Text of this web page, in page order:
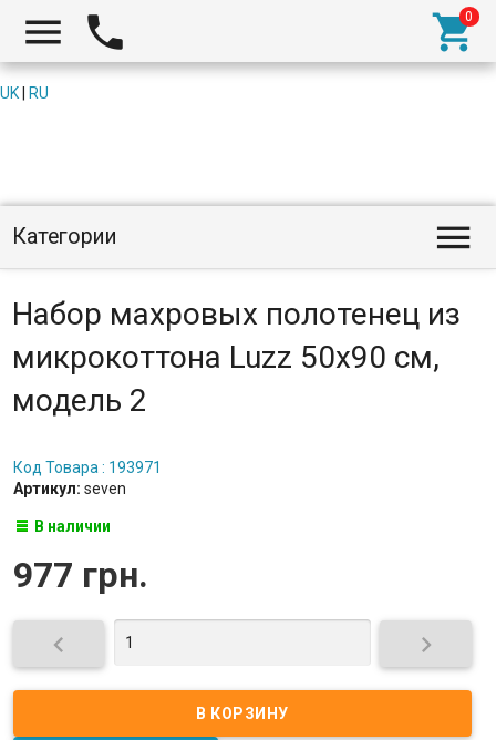
  
UK RU
Категории 
Набор махровых полотенец из
микрокоттона Luzz 50х90 см,
модель 2
Код Товара : 193971
Артикул: seven
В наличии
977 грн.
 